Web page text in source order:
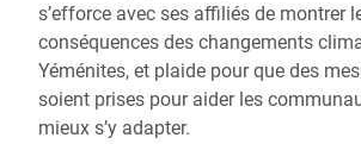
s’efforce avec ses affiliés de montrer
conséquences des changements
Yéménites, et plaide pour que des
soient prises pour aider les
mieux s’y adapter.